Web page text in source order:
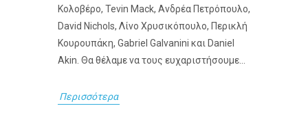
Κολοβέρο, Tevin Mack, Ανδρέα Πετρόπουλο,
David Nichols, Λίνο Χρυσικόπουλο, Περικλή
Κουρουπάκη, Gabriel Galvanini και Daniel
Akin. Θα θέλαμε να τους ευχαριστήσουμε...
Περισσότερα